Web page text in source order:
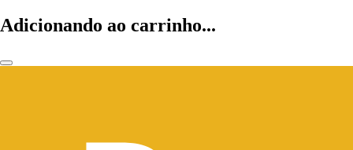
Adicionando ao carrinho...